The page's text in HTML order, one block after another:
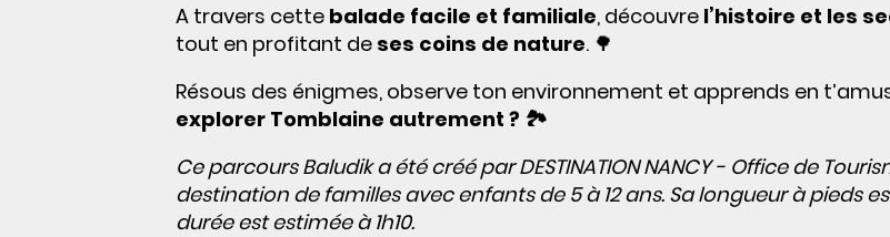
A travers cette balade facile et familiale, découvre l’histoire et les
tout en profitant de ses coins de nature. 🌳
Résous des énigmes, observe ton environnement et apprends en
explorer Tomblaine autrement ? 🏞️
Ce parcours Baludik a été créé par DESTINATION NANCY - Office de
destination de familles avec enfants de 5 à 12 ans. Sa longueur à pieds
durée est estimée à 1h10.